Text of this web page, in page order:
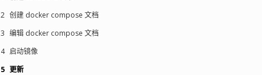
2 创建 docker compose 文档
3 编辑 docker compose 文档
4 启动镜像
5 更新